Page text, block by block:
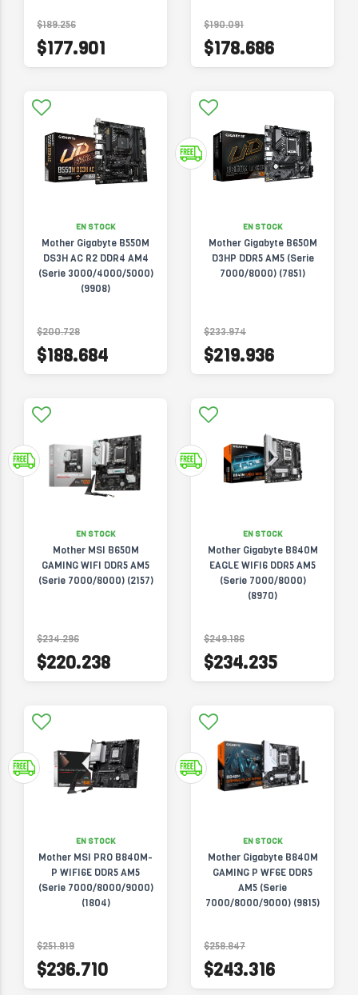
$189.256
$177.901
$190.091
$178.686
EN STOCK
Mother Gigabyte B550M
DS3H AC R2 DDR4 AM4
(Serie 3000/4000/5000)
(9908)
$200.728
$188.684
EN STOCK
Mother Gigabyte B650M
D3HP DDR5 AM5 (Serie
7000/8000) (7851)
$233.974
$219.936
EN STOCK
Mother MSI B650M
GAMING WIFI DDR5 AM5
(Serie 7000/8000) (2157)
$234.296
$220.238
EN STOCK
Mother Gigabyte B840M
EAGLE WIFI6 DDR5 AM5
(Serie 7000/8000)
(8970)
$249.186
$234.235
EN STOCK
Mother MSI PRO B840M-
P WIFI6E DDR5 AM5
(Serie 7000/8000/9000)
(1804)
$251.819
$236.710
EN STOCK
Mother Gigabyte B840M
GAMING P WF6E DDR5
AM5 (Serie
7000/8000/9000) (9815)
$258.847
$243.316